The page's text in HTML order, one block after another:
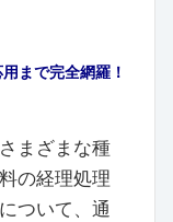
まで完全網羅！
まざまな種
の経理処理
ついて、通